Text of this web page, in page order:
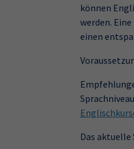
können
werden.
einen
Das aktuelle